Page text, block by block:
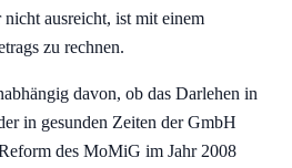
ausreicht, ist mit einem
zu rechnen.
davon, ob das Darlehen in
in gesunden Zeiten der GmbH
des MoMiG im Jahr 2008